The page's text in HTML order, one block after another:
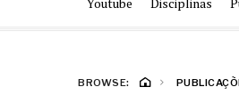
BROWSE: